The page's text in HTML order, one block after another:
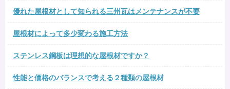
優れた屋根材として知られる三州瓦はメンテナンスが不要
屋根材によって多少変わる施工方法
ステンレス鋼板は理想的な屋根材ですか？
性能と価格のバランスで考える２種類の屋根材